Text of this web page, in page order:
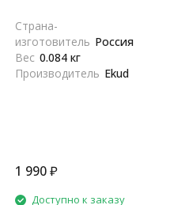
Страна-
изготовитель Россия
Вес 0.084 кг
Производитель Ekud
1 990₽
Доступно к заказу